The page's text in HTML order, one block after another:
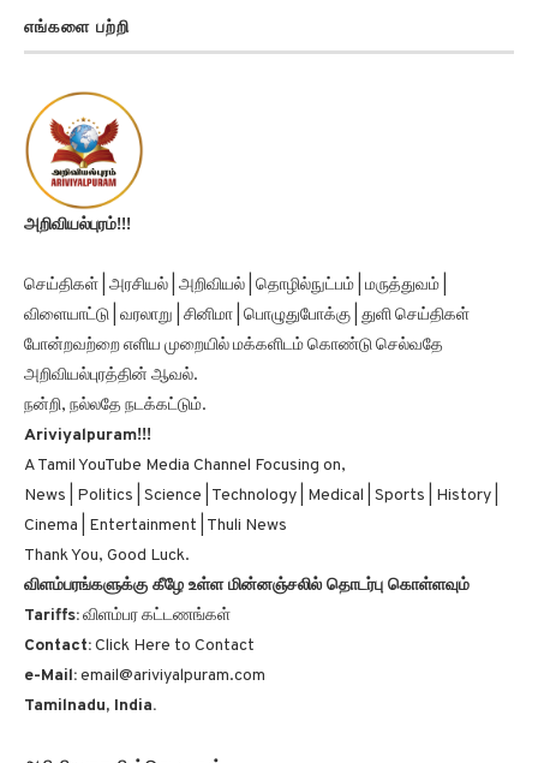
அறிவியல்புரம்!!!
விளையாட்டு | வரலாறு | சினிமா | பொழுதுபோக்கு | துளி செய்திகள்
போன்றவற்றை எளிய முறையில் மக்களிடம் கொண்டு செல்வதே
அறிவியல்புரத்தின் ஆவல்.
நன்றி, நல்லதே நடக்கட்டும்.
Ariviyalpuram!!!
A Tamil YouTube Media Channel Focusing on,
News | Politics | Science | Technology | Medical | Sports | History |
Cinema | Entertainment | Thuli News
Thank You, Good Luck.
விளம்பரங்களுக்கு கீழே உள்ள மின்னஞ்சலில் தொடர்பு கொள்ளவும்
Tariffs:விளம்பர கட்டணங்கள்
Contact:Click Here to Contact
e-Mail: email@ariviyalpuram.com
Tamilnadu, India.